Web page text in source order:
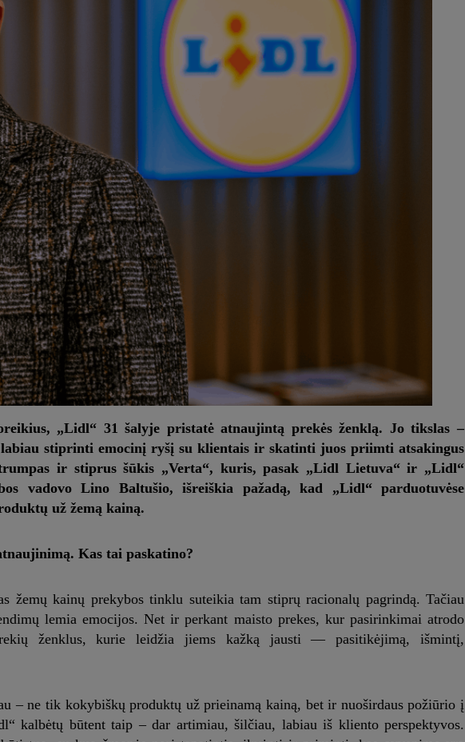
„Lidl“ 31 šalyje pristatė atnaujintą prekės ženklą. Jo tikslas –
stiprinti emocinį ryšį su klientais ir skatinti juos priimti atsakingus
ir stiprus šūkis „Verta“, kuris, pasak „Lidl Lietuva“ ir „Lidl“
vadovo Lino Baltušio, išreiškia pažadą, kad „Lidl“ parduotuvėse
už žemą kainą.
Kas tai paskatino?
žemų kainų prekybos tinklu suteikia tam stiprų racionalų pagrindą. Tačiau
lemia emocijos. Net ir perkant maisto prekes, kur pasirinkimai atrodo
ženklus, kurie leidžia jiems kažką jausti — pasitikėjimą, išmintį,
– ne tik kokybiškų produktų už prieinamą kainą, bet ir nuoširdaus požiūrio į
kalbėtų būtent taip – dar artimiau, šilčiau, labiau iš kliento perspektyvos.